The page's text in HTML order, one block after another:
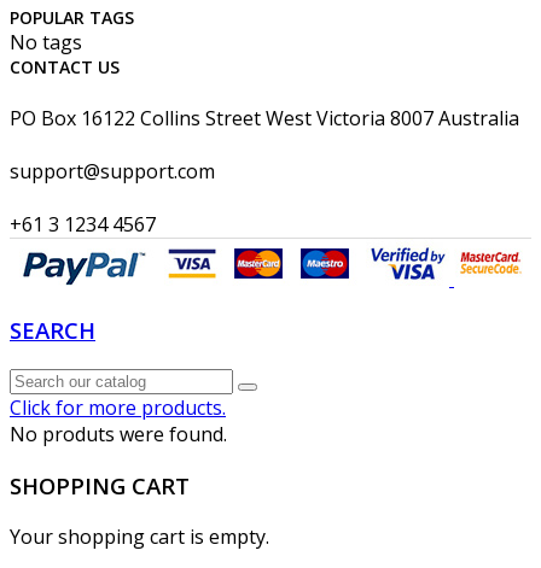
POPULAR TAGS
No tags
CONTACT US
PO Box 16122 Collins Street West Victoria 8007 Australia
support@support.com
+61 3 1234 4567
SEARCH
Click for more products.
No produts were found.
SHOPPING CART
Your shopping cart is empty.